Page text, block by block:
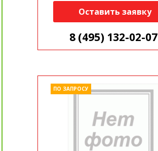
Оставить заявку
8 (495) 132-02-07
ПО ЗАПРОСУ